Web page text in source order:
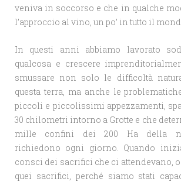
veniva in soccorso e che in qualche
l’approccio al vino, un po’ in tutto il
In questi anni abbiamo lavorato
qualcosa e crescere
smussare non solo le difficoltà
questa terra, ma anche le
piccoli e piccolissimi appezzamenti,
30 chilometri intorno a Grotte e che
mille confini dei 200 Ha della
richiedono ogni giorno. Quando
consci dei sacrifici che ci attendevano,
quei sacrifici, perché siamo stati